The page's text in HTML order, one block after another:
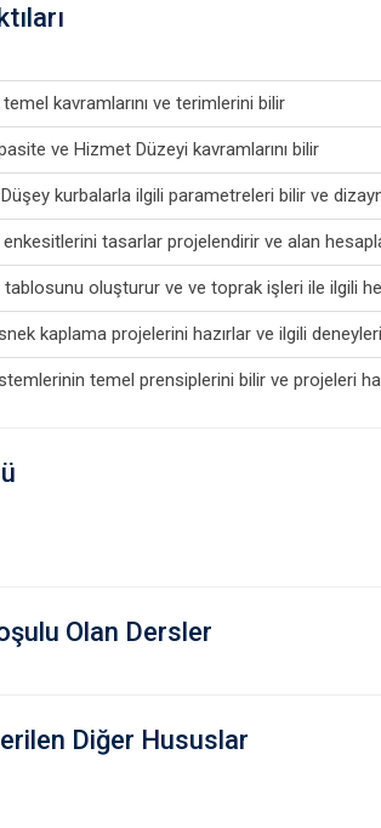
kavramlarını ve terimlerini bilir
ve Hizmet Düzeyi kavramlarını bilir
kurbalarla ilgili parametreleri bilir ve
tasarlar projelendirir ve alan
oluşturur ve ve toprak işleri ile ilgili
kaplama projelerini hazırlar ve ilgili
temel prensiplerini bilir ve projeleri
Olan Dersler
Diğer Hususlar